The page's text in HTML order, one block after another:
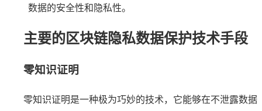
数据的安全性和隐私性。
主要的区块链隐私数据保护技术手段
零知识证明
零知识证明是一种极为巧妙的技术，它能够在不泄露数据